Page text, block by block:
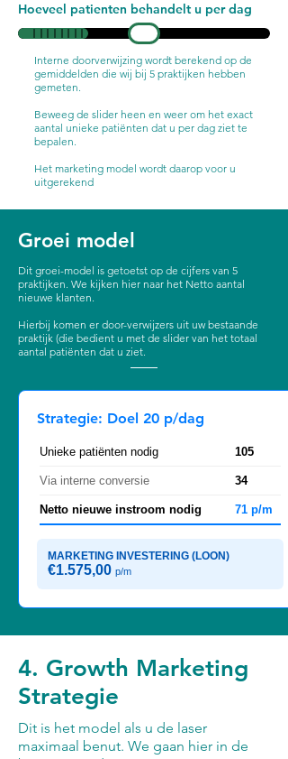
Hoeveel patienten behandelt u per dag
Interne doorverwijzing wordt berekend op de
gemiddelden die wij bij 5 praktijken hebben
gemeten.
Beweeg de slider heen en weer om het exact
aantal unieke patiënten dat u per dag ziet te
bepalen.
Het marketing model wordt daarop voor u
uitgerekend
Groei model
Dit groei-model is getoetst op de cijfers van 5
praktijken. We kijken hier naar het Netto aantal
nieuwe klanten.
Hierbij komen er door-verwijzers uit uw bestaande
praktijk (die bedient u met de slider van het totaal
aantal patiënten dat u ziet.
Strategie: Doel 20 p/dag
Unieke patiënten nodig 105
Via interne conversie 34
Netto nieuwe instroom nodig 71 p/m
MARKETING INVESTERING (LOON)
€1.575,00 p/m
4. Growth Marketing
Strategie
Dit is het model als u de laser
maximaal benut. We gaan hier in de